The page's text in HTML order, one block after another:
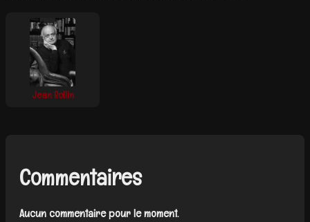
Jean Rollin
Commentaires
Aucun commentaire pour le moment.